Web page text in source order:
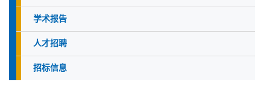
学术报告
人才招聘
招标信息